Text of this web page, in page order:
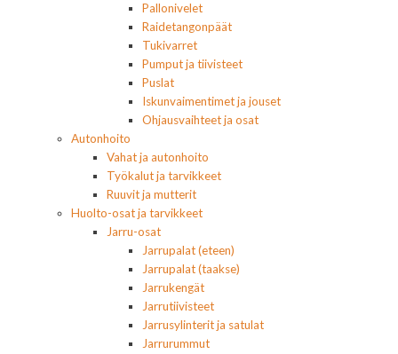
Pallonivelet
Raidetangonpäät
Tukivarret
Pumput ja tiivisteet
Puslat
Iskunvaimentimet ja jouset
Ohjausvaihteet ja osat
Autonhoito
Vahat ja autonhoito
Työkalut ja tarvikkeet
Ruuvit ja mutterit
Huolto-osat ja tarvikkeet
Jarru-osat
Jarrupalat (eteen)
Jarrupalat (taakse)
Jarrukengät
Jarrutiivisteet
Jarrusylinterit ja satulat
Jarrurummut